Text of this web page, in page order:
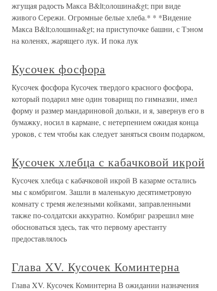
жгущая радость Макса В&lt;олошина&gt; при виде
живого Сережи. Огромные белые хлеба.* * *Видение
Макса В&lt;олошина&gt; на приступочке башни, с Тэном
на коленях, жарящего лук. И пока лук
Кусочек фосфора
Кусочек фосфора Кусочек твердого красного фосфора,
который подарил мне один товарищ по гимназии, имел
форму и размер мандариновой дольки, и я, завернув его в
бумажку, носил в кармане, с нетерпением ожидая конца
уроков, с тем чтобы как следует заняться своим подарком,
Кусочек хлебца с кабачковой икрой
Кусочек хлебца с кабачковой икрой В казарме остались
мы с комбригом. Зашли в маленькую десятиметровую
комнату с тремя железными койками, заправленными
также по-солдатски аккуратно. Комбриг разрешил мне
обосноваться здесь, так что первому арестанту
предоставлялось
Глава XV. Кусочек Коминтерна
Глава XV. Кусочек Коминтерна В ожидании назначения